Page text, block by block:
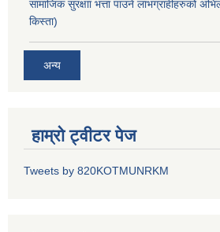
सामाजिक सुरक्षाा भत्ता पाउने लाभग्राहीहरुको
किस्ता)
अन्य
हाम्रो ट्वीटर पेज
Tweets by 820KOTMUNRKM